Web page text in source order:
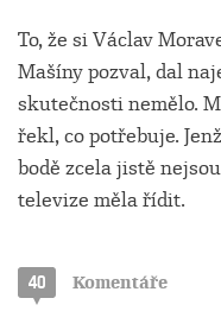
To, že si Václav
Mašíny pozval, dal
skutečnosti nemělo.
řekl, co potřebuje.
bodě zcela jistě
televize měla řídit.
40 Komentáře